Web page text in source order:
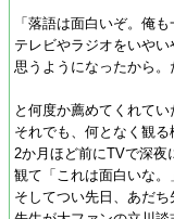
「落語は面白いぞ。俺
テレビやラジオをいや
思うようになったから。
と何度か薦めてくれてい
それでも、何となく観る
2か月ほど前にTVで深夜
観て「これは面白いな。
そしてつい先日、あだ